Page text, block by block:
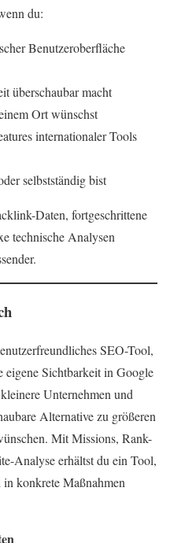
du:
Benutzeroberfläche
überschaubar macht
Ort wünschst
internationaler Tools
selbstständig bist
Daten, fortgeschrittene
technische Analysen
SEO-Tool,
eigene Sichtbarkeit in Google
Unternehmen und
Alternative zu größeren
Mit Missions, Rank-
Analyse erhältst du ein Tool,
konkrete Maßnahmen